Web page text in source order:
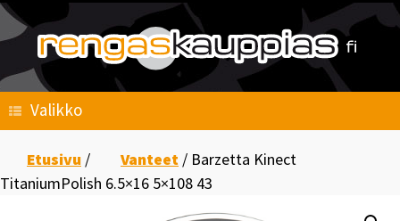
Skip
content
Valikko
Etusivu / Vanteet / Barzetta Kinect
TitaniumPolish 6.5×16 5×108 43